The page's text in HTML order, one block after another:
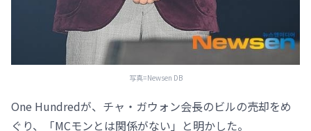
写真=Newsen DB
One Hundredが、チャ・ガウォン会長のビルの売却をめ
ぐり、「MCモンとは関係がない」と明かした。